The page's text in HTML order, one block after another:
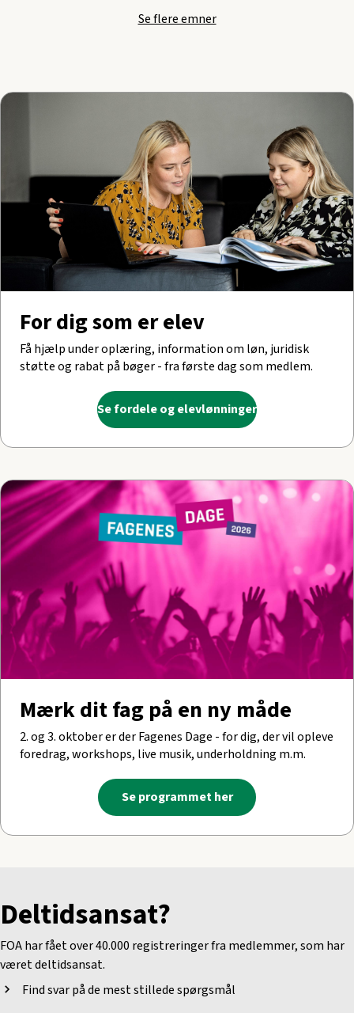
Se flere emner
For dig som er elev
Få hjælp under oplæring, information om løn, juridisk
støtte og rabat på bøger - fra første dag som medlem.
Se fordele og elevlønninger
Mærk dit fag på en ny måde
2. og 3. oktober er der Fagenes Dage - for dig, der vil opleve
foredrag, workshops, live musik, underholdning m.m.
Se programmet her
Deltidsansat?
FOA har fået over 40.000 registreringer fra medlemmer, som har
været deltidsansat.
Find svar på de mest stillede spørgsmål